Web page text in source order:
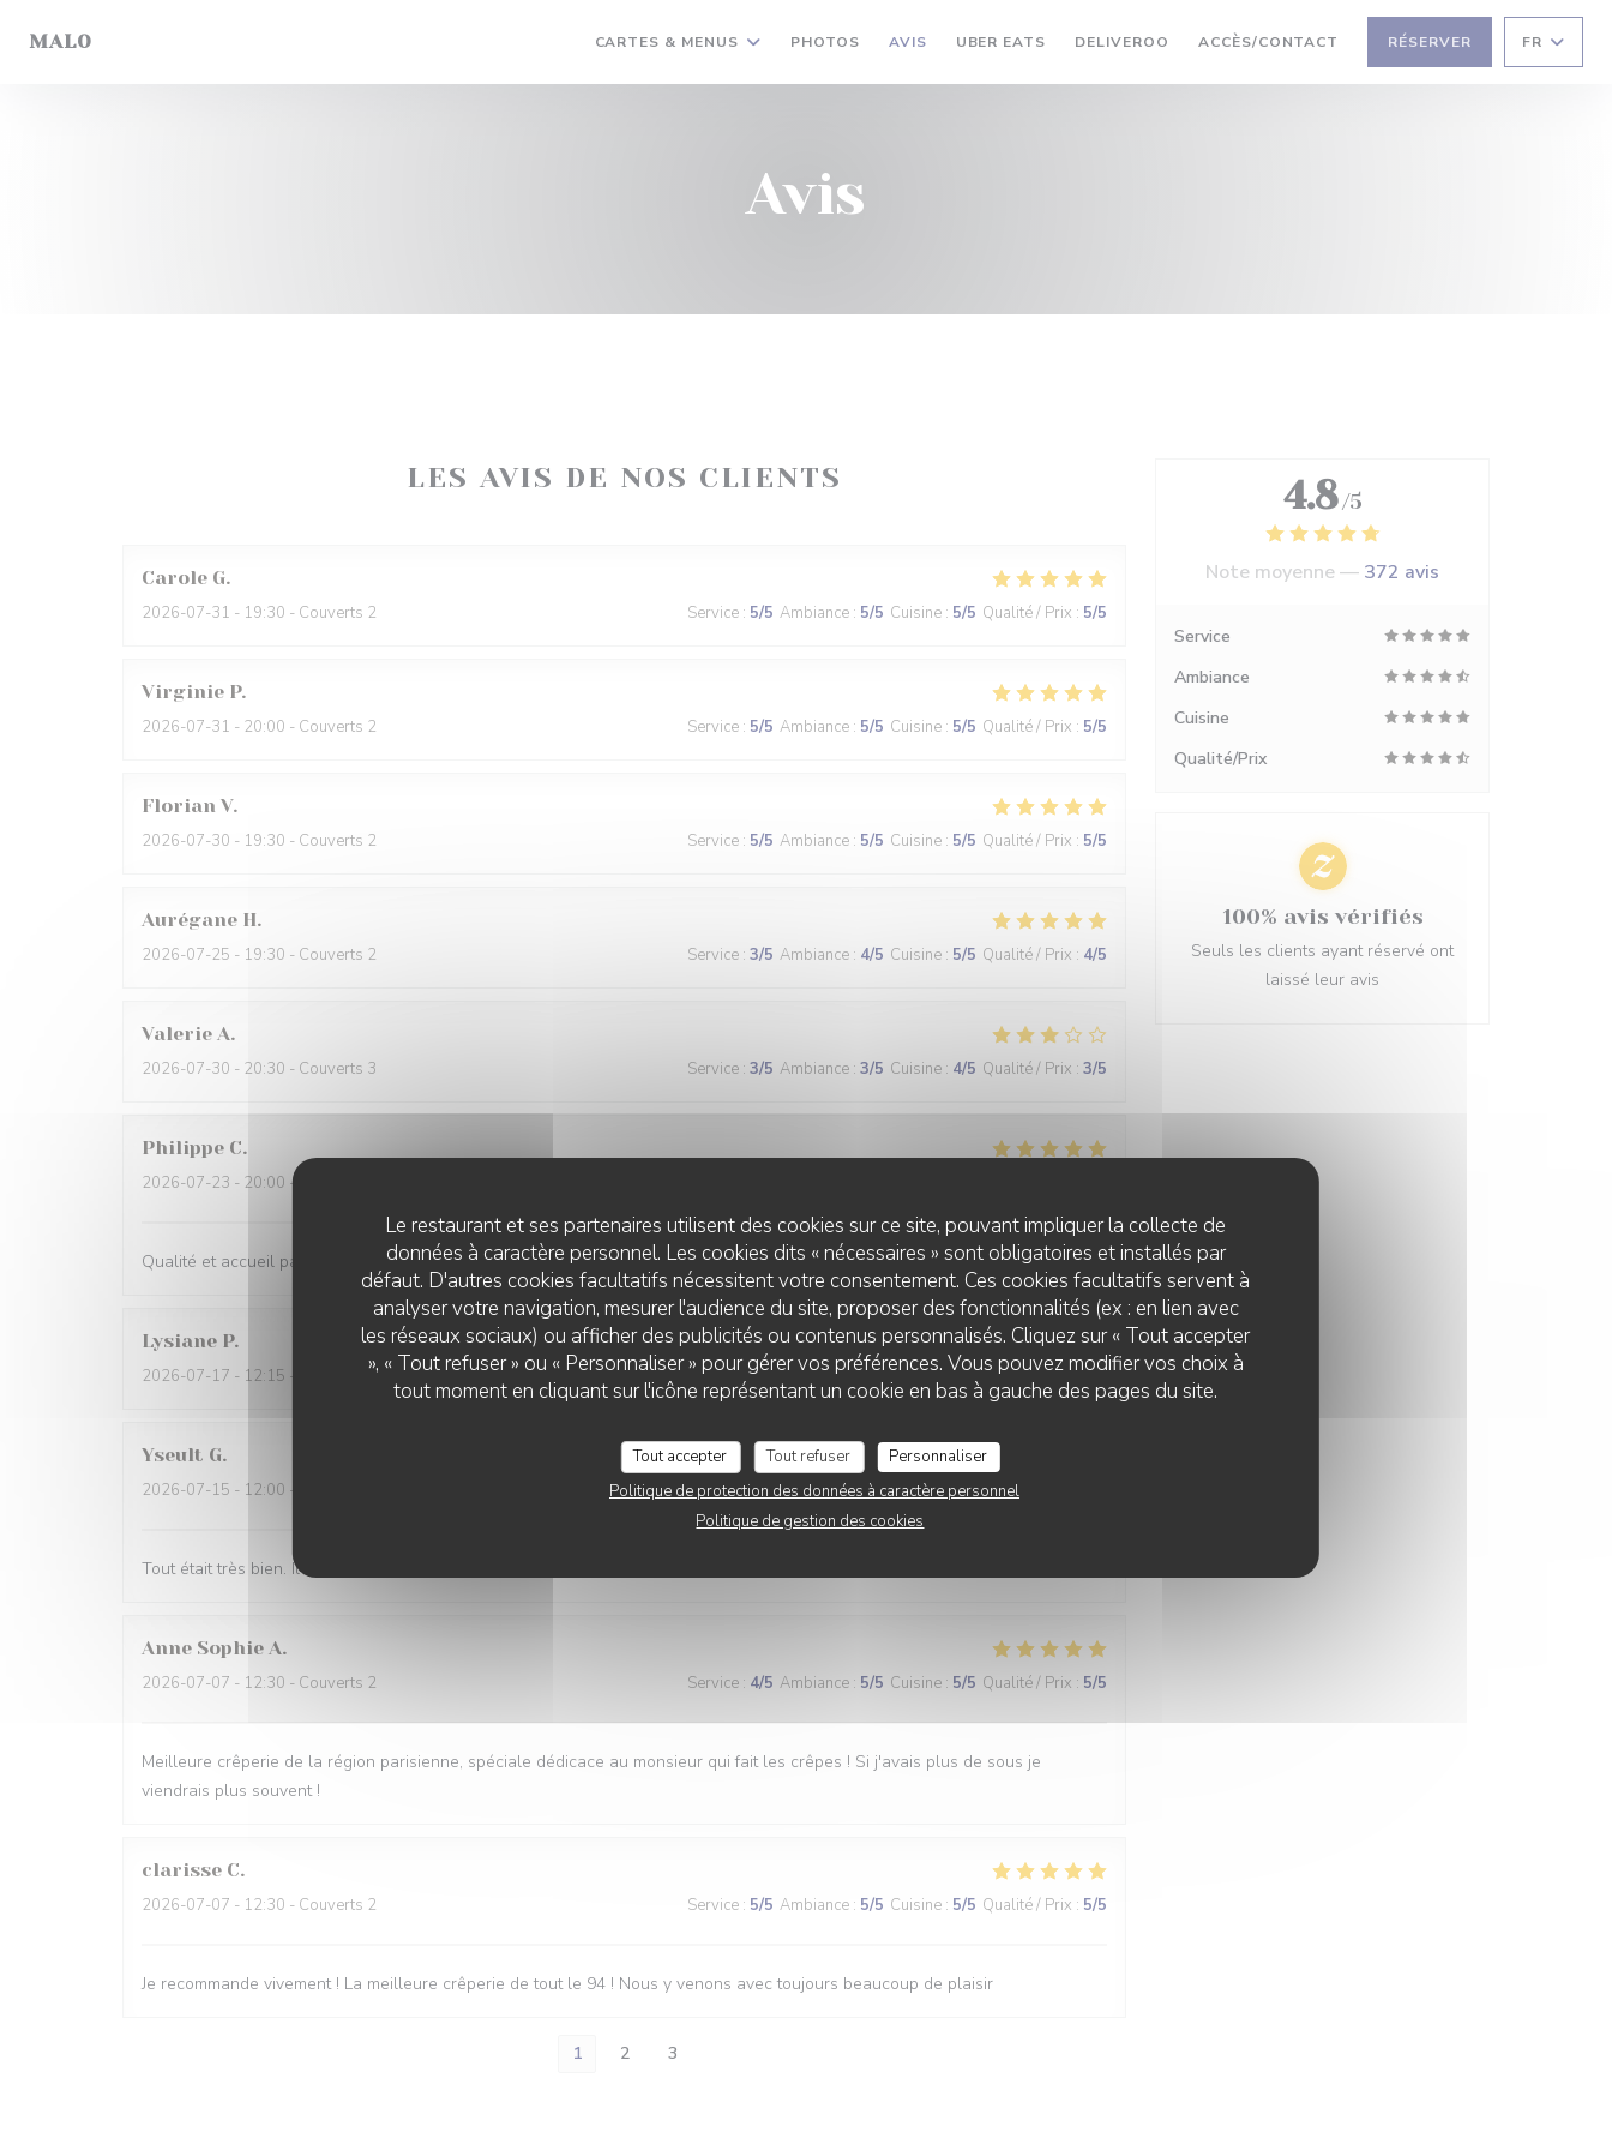
Le restaurant et ses partenaires utilisent des cookies sur ce site, pouvant impliquer la collecte de
données à caractère personnel. Les cookies dits « nécessaires » sont obligatoires et installés par
défaut. D'autres cookies facultatifs nécessitent votre consentement. Ces cookies facultatifs servent à
analyser votre navigation, mesurer l'audience du site, proposer des fonctionnalités (ex : en lien avec
les réseaux sociaux) ou afficher des publicités ou contenus personnalisés. Cliquez sur « Tout accepter
», « Tout refuser » ou « Personnaliser » pour gérer vos préférences. Vous pouvez modifier vos choix à
tout moment en cliquant sur l'icône représentant un cookie en bas à gauche des pages du site.
Tout accepter Tout refuser
Personnaliser
Politique de protection des données à caractère personnel
Politique de gestion des cookies
MALO CARTES & MENUS PHOTOS AVIS UBER EATS ((OUVRE UNE NOUVELLE FENÊTRE))
DELIVEROO ((OUVRE UNE NOUVELLE FENÊTRE))
ACCÈS/CONTACT RÉSERVER FR
Avis
LES AVIS DE NOS CLIENTS
Carole G
2026-07-31 - 19:30 - Couverts 2 Service : 5/5 Ambiance : 5/5 Cuisine : 5/5 Qualité / Prix : 5/5
Virginie P
2026-07-31 - 20:00 - Couverts 2 Service : 5/5 Ambiance : 5/5 Cuisine : 5/5 Qualité / Prix : 5/5
Florian V
2026-07-30 - 19:30 - Couverts 2 Service : 5/5 Ambiance : 5/5 Cuisine : 5/5 Qualité / Prix : 5/5
Aurégane H
2026-07-25 - 19:30 - Couverts 2 Service : 3/5 Ambiance : 4/5 Cuisine : 5/5 Qualité / Prix : 4/5
Valerie A
2026-07-30 - 20:30 - Couverts 3 Service : 3/5 Ambiance : 3/5 Cuisine : 4/5 Qualité / Prix : 3/5
Philippe C
2026-07-23 - 20:00 - Couverts 2
Qualité et accueil parfaits
Lysiane P
2026-07-17 - 12:15 - Couverts 3 Service :5/5 Ambiance :4 /5 Cuisine 5 /5 Qualité / Prix : 5/5
Yseult G
2026-07-15 - 12:00 - Couverts 2 Service: 5/5 Ambiance: 5/5 Cuisine: 5/5 Qualité / Prix
Tout était très bien. Il manque seulement un peu de salade verte en accompagnement des galettes salées. Merci à très vite
Anne Sophie A
2026-07-07 - 12:30 - Couverts 2 Service : 4/5 Ambiance : 5/5 Cuisine : 5/5 Qualité / Prix : 5/5
Meilleure crêperie de la région parisienne, spéciale dédicace au monsieur qui fait les crêpes ! Si j'avais plus de sous je
viendrais plus souvent !
clarisse C
2026-07-07 - 12:30 - Couverts 2 Service : 5/5 Ambiance : 5/5 Cuisine : 5/5 Qualité / Prix : 5/5
Je recommande vivement ! La meilleure crêperie de tout le 94 ! Nous y venons avec toujours beaucoup de plaisir
1 2 3
4.8 /5
Note moyenne — 372 avis
Service
Ambiance
Cuisine
Qualité/Prix
100% avis vérifiés
Seuls les clients ayant réservé ont
laissé leur avis
MALO